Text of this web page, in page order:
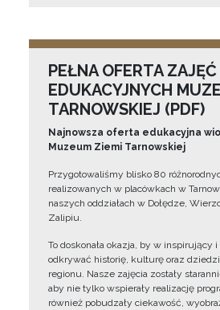
PEŁNA OFERTA ZAJĘĆ
EDUKACYJNYCH
TARNOWSKIEJ (PDF)
Najnowsza oferta edukacyjna
Muzeum Ziemi Tarnowskiej
Przygotowaliśmy blisko 80
realizowanych w placówkach w
naszych oddziałach w Dołędze,
Zalipiu.
To doskonała okazja, by w inspirujący
odkrywać historię, kulturę oraz
regionu. Nasze zajęcia zostały
aby nie tylko wspierały realizację
również pobudzały ciekawość,